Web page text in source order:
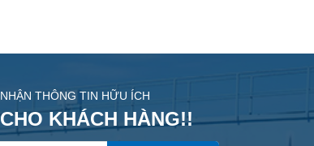
NHẬN THÔNG TIN HỮU ÍCH
CHO KHÁCH HÀNG!!